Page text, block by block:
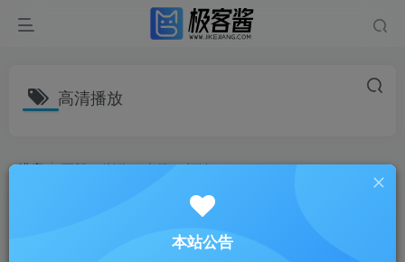
高清播放
排序 更新 浏览 点赞 评论
优优兔影视 v4.3.0 去广告版 | 海量高清
影视免费看·支持投屏与离线缓存
影视播放
本站公告